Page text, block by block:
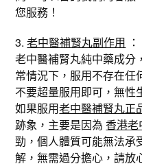
您服務！
3.老中醫補腎丸副作用 ：
老中醫補腎丸純中藥成分
常情況下，服用不存在任
不要超量服用即可，無性
如果服用老中醫補腎丸正
跡象，主要是因為香港
勁，個人體質可能無法承
解，無需過分擔心，請放